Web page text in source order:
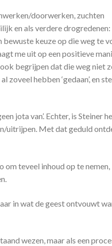
doorwerken, zuchten
en als verdere drogredenen:
bewuste keuze op die weg te
me uit op een positieve
begrijpen dat die weg niet
hebben ‘gedaan’, en
jota van’. Echter, is Steiner
uitrijpen. Met dat geduld
om teveel inhoud op te
in wat de geest ontvouwt
wezen, maar als een